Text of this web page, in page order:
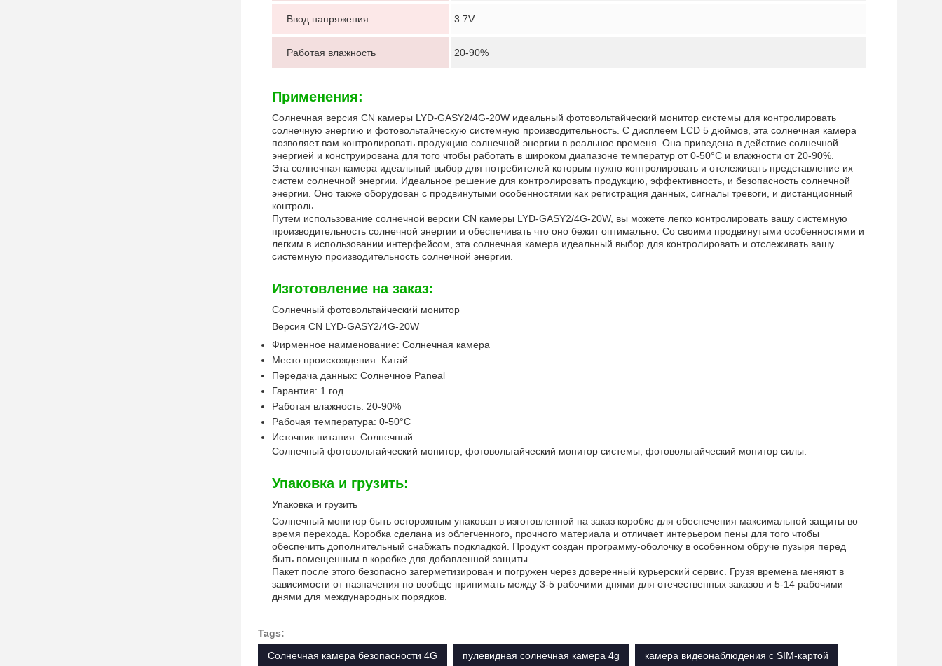
Отправить
Ввод напряжения 3.7V
Работая влажность 20-90%
Применения:
Солнечная версия CN камеры LYD-GASY2/4G-20W идеальный фотовольтайческий монитор системы для контролировать
солнечную энергию и фотовольтайческую системную производительность. С дисплеем LCD 5 дюймов, эта солнечная камера
позволяет вам контролировать продукцию солнечной энергии в реальное временя. Она приведена в действие солнечной
энергией и конструирована для того чтобы работать в широком диапазоне температур от 0-50°C и влажности от 20-90%.
Эта солнечная камера идеальный выбор для потребителей которым нужно контролировать и отслеживать представление их
систем солнечной энергии. Идеальное решение для контролировать продукцию, эффективность, и безопасность солнечной
энергии. Оно также оборудован с продвинутыми особенностями как регистрация данных, сигналы тревоги, и дистанционный
контроль.
Путем использование солнечной версии CN камеры LYD-GASY2/4G-20W, вы можете легко контролировать вашу системную
производительность солнечной энергии и обеспечивать что оно бежит оптимально. Со своими продвинутыми особенностями и
легким в использовании интерфейсом, эта солнечная камера идеальный выбор для контролировать и отслеживать вашу
системную производительность солнечной энергии.
Изготовление на заказ:
Солнечный фотовольтайческий монитор
Версия CN LYD-GASY2/4G-20W
Фирменное наименование: Солнечная камера
Место происхождения: Китай
Передача данных: Солнечное Paneal
Гарантия: 1 год
Работая влажность: 20-90%
Рабочая температура: 0-50°C
Источник питания: Солнечный
Солнечный фотовольтайческий монитор, фотовольтайческий монитор системы, фотовольтайческий монитор силы.
Упаковка и грузить:
Упаковка и грузить
Солнечный монитор быть осторожным упакован в изготовленной на заказ коробке для обеспечения максимальной защиты во
время перехода. Коробка сделана из облегченного, прочного материала и отличает интерьером пены для того чтобы
обеспечить дополнительный снабжать подкладкой. Продукт создан программу-оболочку в особенном обруче пузыря перед
быть помещенным в коробке для добавленной защиты.
Пакет после этого безопасно загерметизирован и погружен через доверенный курьерский сервис. Грузя времена меняют в
зависимости от назначения но вообще принимать между 3-5 рабочими днями для отечественных заказов и 5-14 рабочими
днями для международных порядков.
Tags:
Солнечная камера безопасности 4G
пулевидная солнечная камера 4g камера видеонаблюдения с SIM-картой